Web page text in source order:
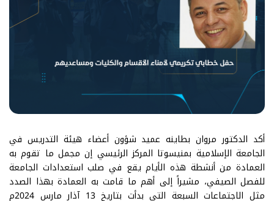
أكد الدكتور مروان بطاينه عميد شؤون أعضاء هيئة التدريس في
الجامعة الإسلامية بمنيسوتا المركز الرئيسي إن مجمل ما تقوم به
العمادة من أنشطة هذه الأيام يقع في صلب استعدادات الجامعة
للفصل الصيفي، مشيراً إلى أهم ما قامت به العمادة بهذا الصدد
مثل الاجتماعات السبعة التي بدأت بتاريخ 13 آذار مارس 2024م